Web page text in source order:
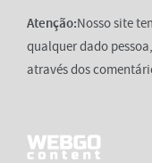
Atenção:Nosso site
qualquer dado
através dos